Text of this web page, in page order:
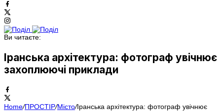
Ви читаєте:
Іранська архітектура: фотограф увічнює
захоплюючі приклади
Home/ПРОСТІР/Місто/Іранська архітектура: фотограф увічнює